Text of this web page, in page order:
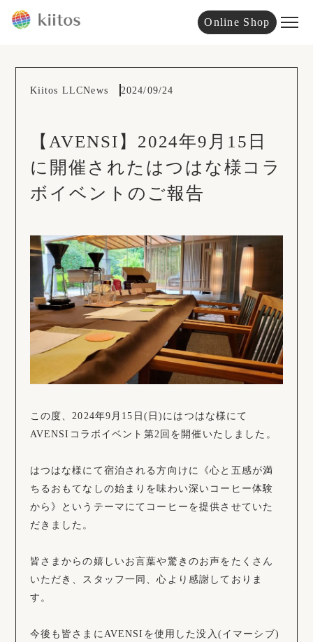
Online Shop
Kiitos LLCNews 2024/09/24
【AVENSI】2024年9月15日
に開催されたはつはな様コラ
ボイベントのご報告
この度、2024年9月15日(日)にはつはな様にて
AVENSIコラボイベント第2回を開催いたしました。
はつはな様にて宿泊される方向けに《心と五感が満
ちるおもてなしの始まりを味わい深いコーヒー体験
から》というテーマにてコーヒーを提供させていた
だきました。
皆さまからの嬉しいお言葉や驚きのお声をたくさん
いただき、スタッフ一同、心より感謝しておりま
す。
今後も皆さまにAVENSIを使用した没入(イマーシブ)